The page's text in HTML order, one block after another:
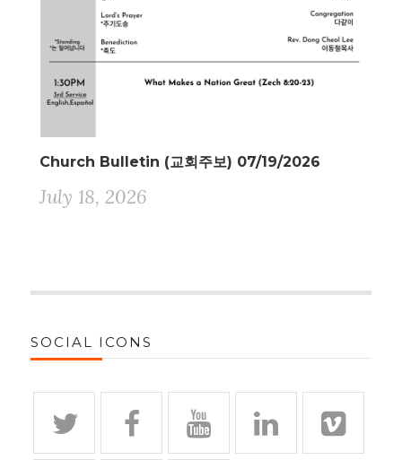
Church Bulletin (교회주보) 07/19/2026
July 18, 2026
SOCIAL ICONS